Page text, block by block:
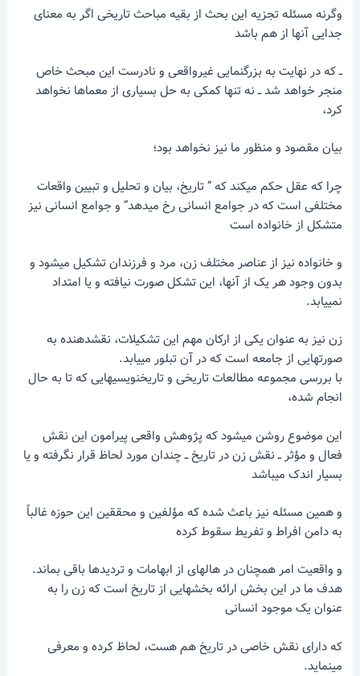
وگرنه مسئله تجزیه این بحث از بقیه مباحث تاریخی اگر به معنای
جدایی آنها از هم باشد
ــ که در نهایت به بزرگنمایی غیرواقعی و نادرست این مبحث خاص
منجر خواهد شد ــ نه تنها کمکی به حل بسیاری از معماها نخواهد
کرد،
بیان مقصود و منظور ما نیز نخواهد بود؛
چرا که عقل حکم میکند که ” تاریخ، بیان و تحلیل و تبیین واقعات
مختلفی است که در جوامع انسانی رخ میدهد“ و جوامع انسانی نیز
متشکل از خانواده است
و خانواده نیز از عناصر مختلف زن، مرد و فرزندان تشکیل میشود و
بدون وجود هر یک از آنها، این تشکل صورت نیافته و یا امتداد
نمییابد.
زن نیز به عنوان یکی از ارکان مهم این تشکیلات، نقشدهنده به
صورتهایی از جامعه است که در آن تبلور مییابد.
با بررسی مجموعه مطالعات تاریخی و تاریخنویسیهایی که تا به حال
انجام شده،
این موضوع روشن میشود که پژوهش واقعی پیرامون این نقش
فعال و مؤثر ــ نقش زن در تاریخ ــ چندان مورد لحاظ قرار نگرفته و یا
بسیار اندک میباشد
و همین مسئله نیز باعث شده که مؤلفین و محققین این حوزه غالباً
به دامن افراط و تفریط سقوط کرده
و واقعیت امر همچنان در هالهای از ابهامات و تردیدها باقی بماند.
هدف ما در این بخش ارائه بخشهایی از تاریخ است که زن را به
عنوان یک موجود انسانی
که دارای نقش خاصی در تاریخ هم هست، لحاظ کرده و معرفی
مینماید.